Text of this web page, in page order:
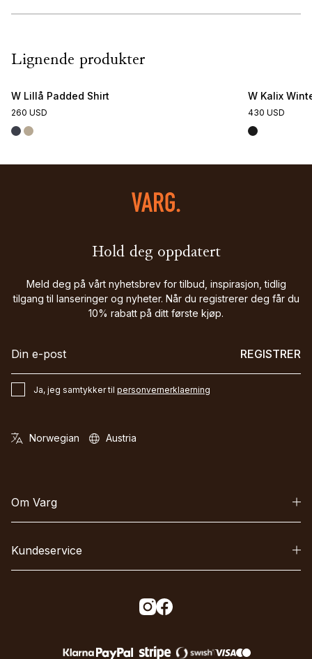
Lignende produkter
W Lillå Padded Shirt
260 USD
W Kalix
430 USD
Hold deg oppdatert
Meld deg på vårt nyhetsbrev for tilbud, inspirasjon, tidlig
tilgang til lanseringer og nyheter. Når du registrerer deg får du
10% rabatt på ditt første kjøp.
REGISTRER
Ja, jeg samtykker til personvernerklaerning
Om Varg
Kundeservice